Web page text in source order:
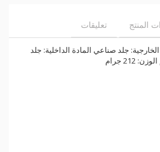
المنتج تعليقات
جلد صناعي المادة الداخلية: جلد